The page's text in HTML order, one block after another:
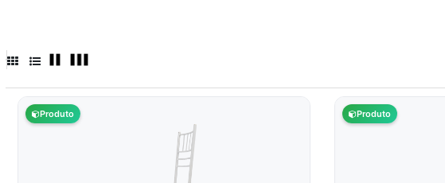
Produto Produto